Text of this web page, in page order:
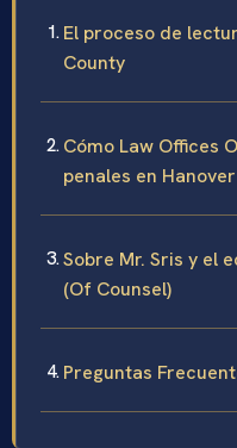
El proceso de
County
Cómo Law Offices
penales en
Sobre Mr. Sris y el
(Of Counsel)
Preguntas